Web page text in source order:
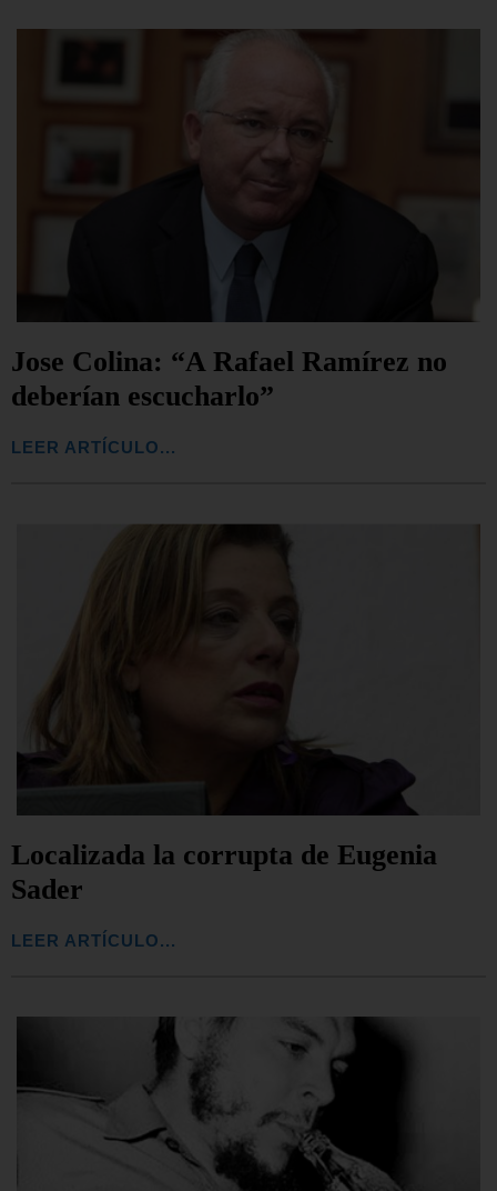
Jose Colina: “A Rafael Ramírez no
deberían escucharlo”
LEER ARTÍCULO...
Localizada la corrupta de Eugenia
Sader
LEER ARTÍCULO...